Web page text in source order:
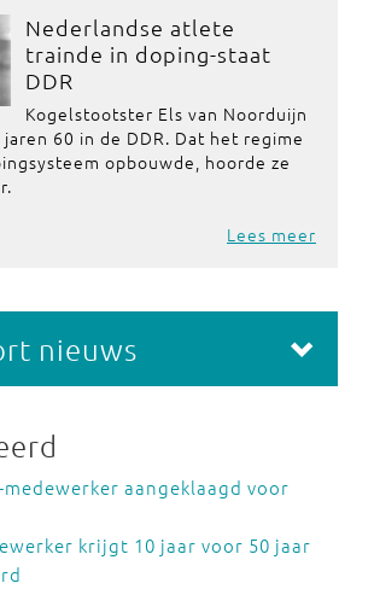
Nederlandse atlete
trainde in doping-staat
DDR
Kogelstootster Els van Noorduijn
60 in de DDR. Dat het regime
opbouwde, hoorde ze
Lees meer
nieuws
medewerker aangeklaagd voor
krijgt 10 jaar voor 50 jaar